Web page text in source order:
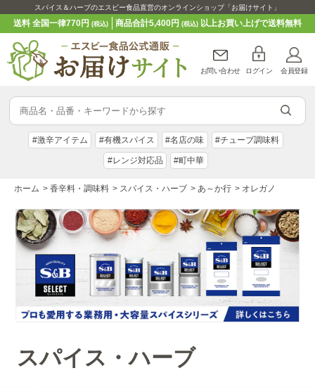
スパイス＆ハーブのエスビー食品直営のオンラインショップ「お届けサイト」
送料 全国一律770円(税込) 商品合計5,400円 (税込)以上お買い上げで送料無料
お問い合わせ ログイン 会員登録
#激辛アイテム #有機スパイス #名店の味 #チューブ調味料
#レンジ対応品 #町中華
ホーム > 香辛料・調味料 > スパイス・ハーブ > あ～か行 > オレガノ
スパイス・ハーブ